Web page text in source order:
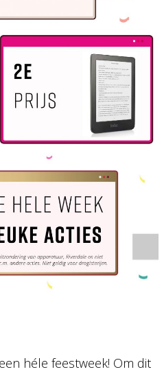
héle feestweek! Om dit